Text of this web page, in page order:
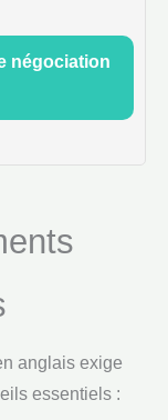
négociation
anglais exige
essentiels :